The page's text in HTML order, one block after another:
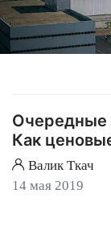
Очередные
Как
Валик Ткач
14 мая 2019